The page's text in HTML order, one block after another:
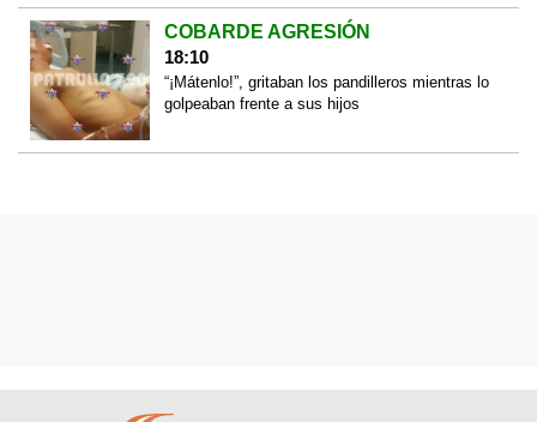
COBARDE AGRESIÓN
18:10
“¡Mátenlo!”, gritaban los pandilleros mientras lo
golpeaban frente a sus hijos